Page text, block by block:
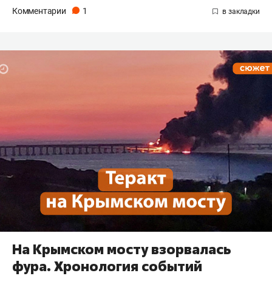
Комментарии 1
На Крымском мосту взорвалась
фура. Хронология событий